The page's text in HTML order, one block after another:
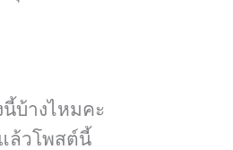
บ้างไหมคะ
ล้วโพสต์​นี้